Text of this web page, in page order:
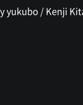
yukubo / Kenji